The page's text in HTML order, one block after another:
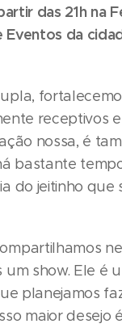
das 21h na
da
receptivos
nossa, é
bastante
do jeitinho que
show. Ele é
planejamos
maior desejo